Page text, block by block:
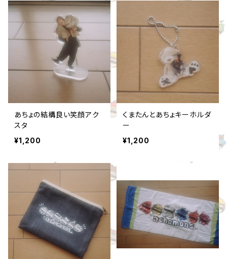
あちょの結構良い笑顔アク
スタ
¥1,200
くまたんとあちょキーホルダ
ー
¥1,200